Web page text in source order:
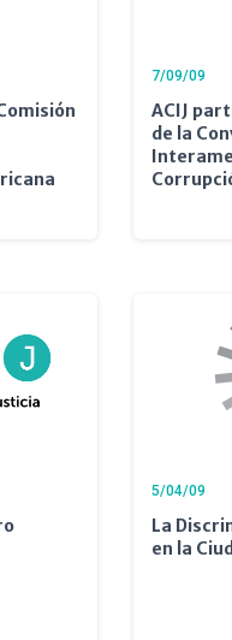
7/09/09
ACIJ
de la
5/04/09
La
en la